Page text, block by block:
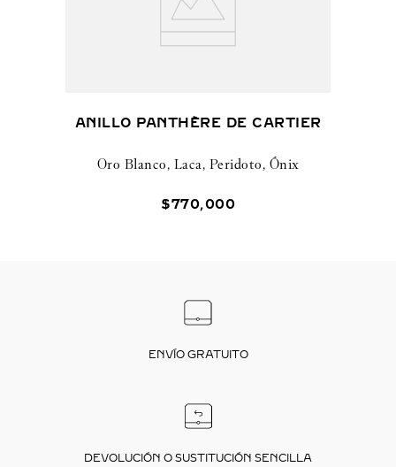
ANILLO PANTHÈRE DE CARTIER
Oro Blanco, Laca, Peridoto, Ónix
$770,000
ENVÍO GRATUITO
DEVOLUCIÓN O SUSTITUCIÓN SENCILLA